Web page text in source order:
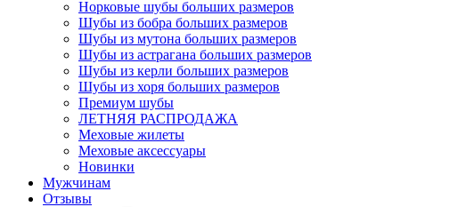
Норковые шубы больших размеров
Шубы из бобра больших размеров
Шубы из мутона больших размеров
Шубы из астрагана больших размеров
Шубы из керли больших размеров
Шубы из хоря больших размеров
Премиум шубы
ЛЕТНЯЯ РАСПРОДАЖА
Меховые жилеты
Меховые аксессуары
Новинки
Мужчинам
Отзывы